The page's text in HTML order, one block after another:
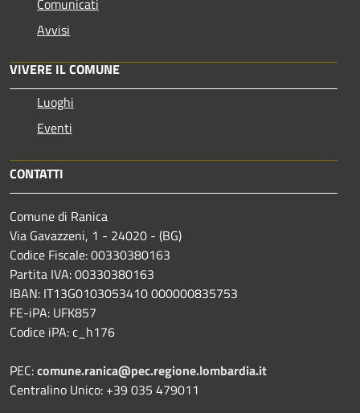
Avvisi
VIVERE IL COMUNE
Luoghi
Eventi
CONTATTI
Comune di Ranica
Via Gavazzeni, 1 - 24020 - (BG)
Codice Fiscale: 00330380163
Partita IVA: 00330380163
IBAN: IT13G0103053410 000000835753
FE-iPA: UFK857
Codice iPA: c_h176
PEC:comune.ranica@pec.regione.lombardia.it
Centralino Unico: +39 035 479011